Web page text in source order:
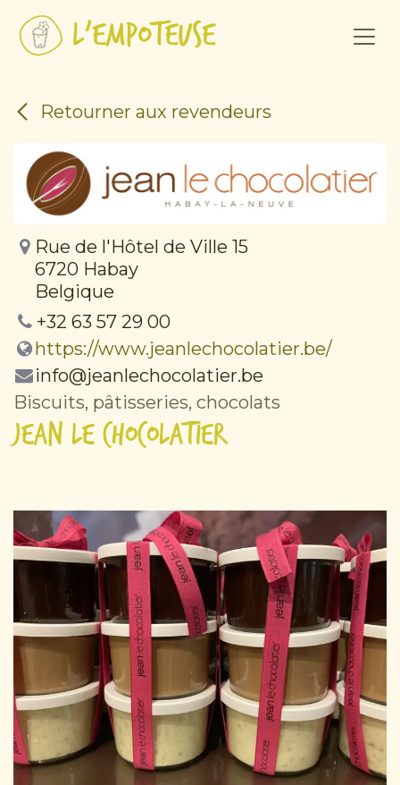
Se rendre au contenu
Retourner aux revendeurs
Rue de l'Hôtel de Ville 15
6720 Habay
Belgique
+32 63 57 29 00
https://www.jeanlechocolatier.be/
info@jeanlechocolatier.be
Biscuits, pâtisseries, chocolats
Jean Le Chocolatier